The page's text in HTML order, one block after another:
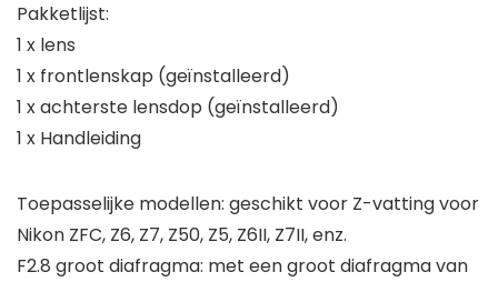
Pakketlijst:
1 x lens
1 x frontlenskap (geïnstalleerd)
1 x achterste lensdop (geïnstalleerd)
1 x Handleiding
Toepasselijke modellen: geschikt voor Z-vatting voor
Nikon ZFC, Z6, Z7, Z50, Z5, Z6II, Z7II, enz.
F2.8 groot diafragma: met een groot diafragma van